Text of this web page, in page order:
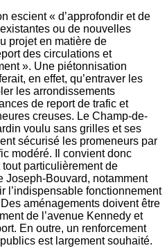
escient « d’approfondir et de
ou de nouvelles
projet en matière de
des circulations et
». Une piétonnisation
en effet, qu’entraver les
les arrondissements
de report de trafic et
creuses. Le Champ-de-
voulu sans grilles et ses
sécurisé les promeneurs par
modéré. Il convient donc
particulièrement de
Joseph-Bouvard, notamment
l’indispensable fonctionnement
aménagements doivent être
de l’avenue Kennedy et
En outre, un renforcement
est largement souhaité.